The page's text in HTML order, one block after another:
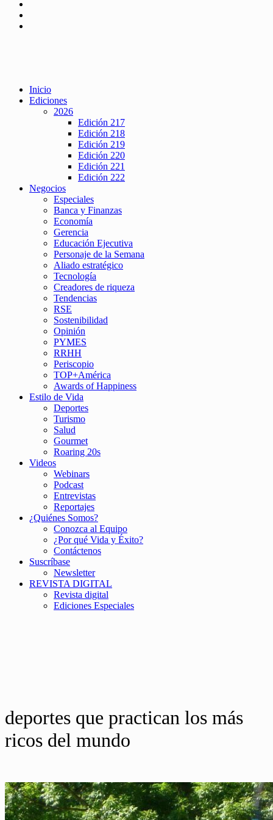
Inicio
Ediciones
2026
Edición 217
Edición 218
Edición 219
Edición 220
Edición 221
Edición 222
Negocios
Especiales
Banca y Finanzas
Economía
Gerencia
Educación Ejecutiva
Personaje de la Semana
Aliado estratégico
Tecnología
Creadores de riqueza
Tendencias
RSE
Sostenibilidad
Opinión
PYMES
RRHH
Periscopio
TOP+América
Awards of Happiness
Estilo de Vida
Deportes
Turismo
Salud
Gourmet
Roaring 20s
Videos
Webinars
Podcast
Entrevistas
Reportajes
¿Quiénes Somos?
Conozca al Equipo
¿Por qué Vida y Éxito?
Contáctenos
Suscríbase
Newsletter
REVISTA DIGITAL
Revista digital
Ediciones Especiales
deportes que practican los más
ricos del mundo